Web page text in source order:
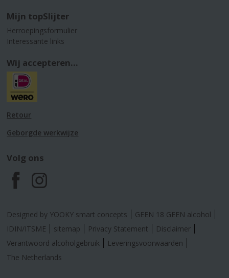
Mijn topSlijter
Herroepingsformulier
Interessante links
Wij accepteren...
Retour
Geborgde werkwijze
Volg ons
F
a
c
e
I
n
s
t
Designed by YOOKY smart concepts
GEEN 18 GEEN alcohol
IDIN/ITSME
sitemap Privacy Statement
Disclaimer
Verantwoord alcoholgebruik
Leveringsvoorwaarden
The Netherlands